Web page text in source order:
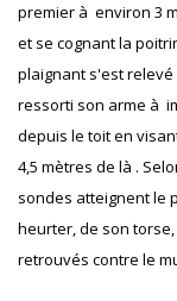
premier à environ 3
et se cognant la
plaignant s'est
ressorti son arme à
depuis le toit en
4,5 mètres de là .
sondes atteignent le
heurter, de son
retrouvés contre le